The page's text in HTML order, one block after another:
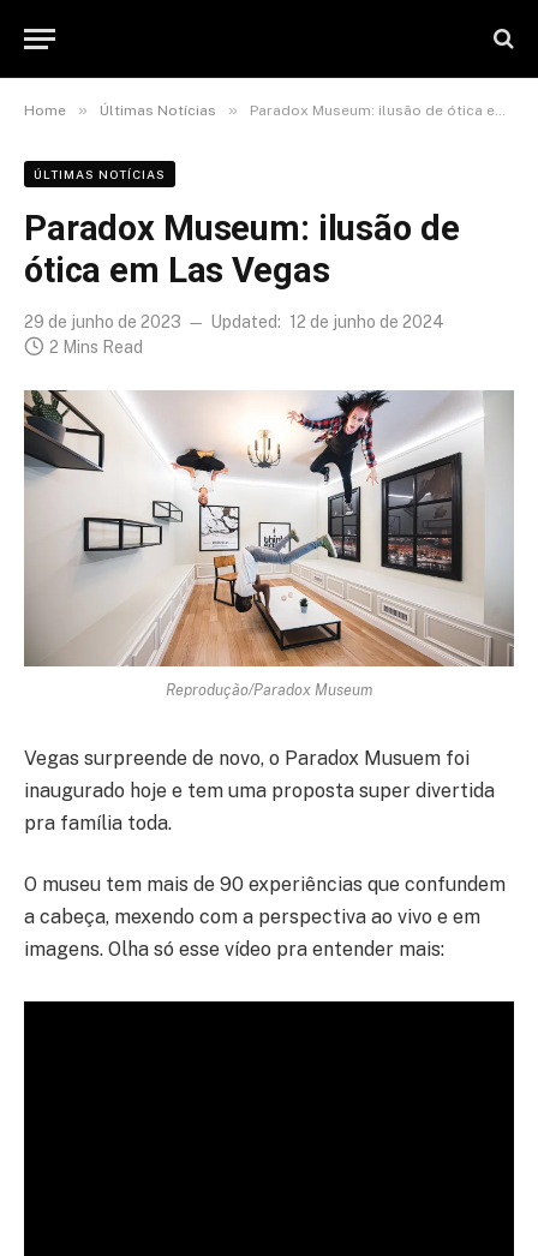
Home » Últimas Notícias » Paradox Museum: ilusão de ótica em Las Vegas
ÚLTIMAS NOTÍCIAS
Paradox Museum: ilusão de
ótica em Las Vegas
29 de junho de 2023 Updated: 12 de junho de 2024
2 Mins Read
Reprodução/Paradox Museum
Vegas surpreende de novo, o Paradox Musuem foi
inaugurado hoje e tem uma proposta super divertida
pra família toda.
O museu tem mais de 90 experiências que confundem
a cabeça, mexendo com a perspectiva ao vivo e em
imagens. Olha só esse vídeo pra entender mais: